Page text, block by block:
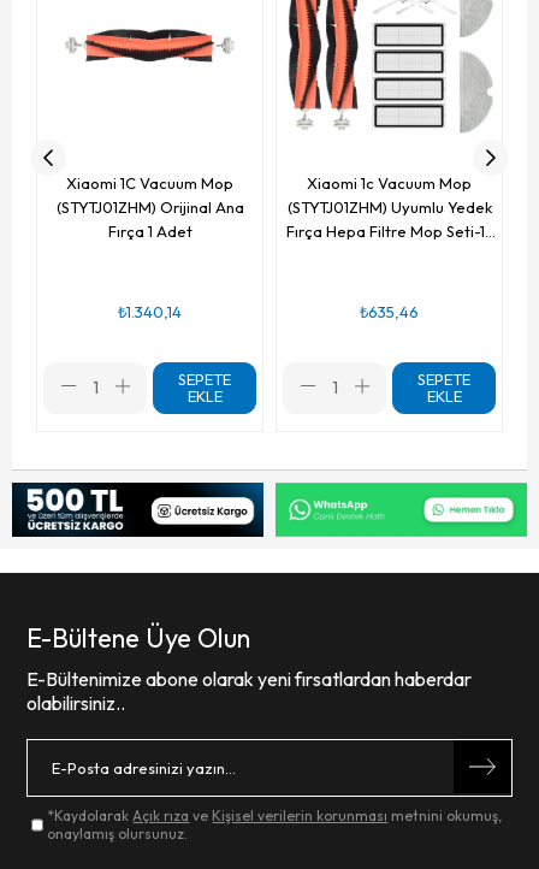
Xiaomi 1C Vacuum Mop
(STYTJ01ZHM) Orijinal Ana
Fırça 1 Adet
₺1.340,14
SEPETE
EKLE
Xiaomi 1c Vacuum Mop
(STYTJ01ZHM) Uyumlu Yedek
Fırça Hepa Filtre Mop Seti-12
₺635,46
SEPETE
EKLE
E-Bültene Üye Olun
E-Bültenimize abone olarak yeni fırsatlardan haberdar
olabilirsiniz..
*KaydolarakAçık rıza ve Kişisel verilerin korunması metnini okumuş,
onaylamış olursunuz.